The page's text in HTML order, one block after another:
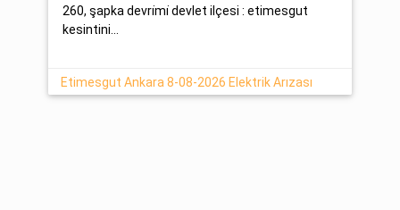
260, şapka devri̇mi̇ devlet ilçesi : etimesgut
kesintini...
Etimesgut Ankara 8-08-2026 Elektrik Arızası